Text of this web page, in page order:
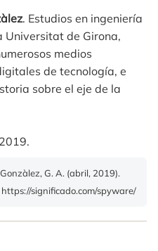
. Estudios en ingeniería
Universitat de Girona,
medios
de tecnología, e
sobre el eje de la
G. A. (abril, 2019).
https://significado.com/spyware/